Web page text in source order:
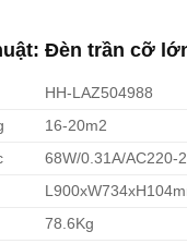
Đèn trần cỡ
HH-LAZ504988
16-20m2
68W/0.31A/AC220-
78.6Kg